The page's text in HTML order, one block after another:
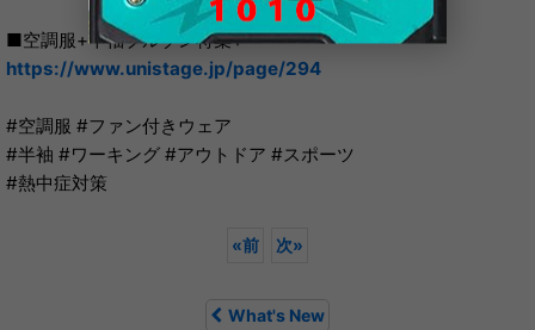
■空調服+半袖ブルゾン特集+
https://www.unistage.jp/page/294
#空調服 #ファン付きウェア
#半袖 #ワーキング #アウトドア #スポーツ
#熱中症対策
«前 次»
What's New